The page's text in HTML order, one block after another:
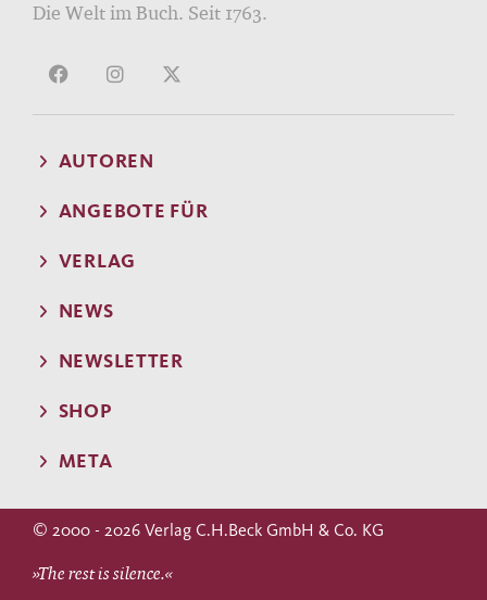
Die Welt im Buch. Seit 1763.
AUTOREN
ANGEBOTE FÜR
VERLAG
NEWS
NEWSLETTER
SHOP
META
© 2000 - 2026 Verlag C.H.Beck GmbH & Co. KG
»The rest is silence.«